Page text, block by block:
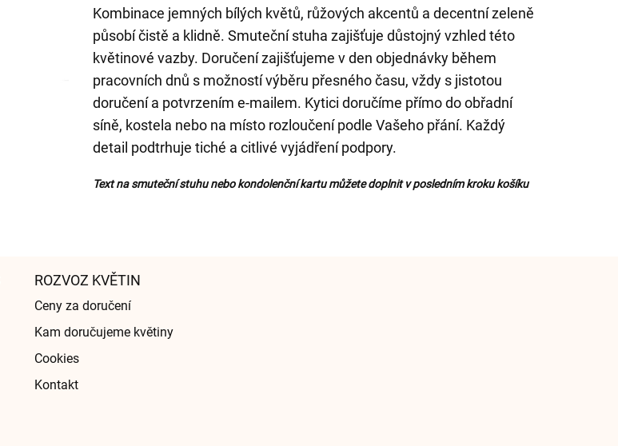
Kombinace jemných bílých květů, růžových akcentů a decentní zeleně
působí čistě a klidně. Smuteční stuha zajišťuje důstojný vzhled této
květinové vazby. Doručení zajišťujeme v den objednávky během
pracovních dnů s možností výběru přesného času, vždy s jistotou
doručení a potvrzením e-mailem. Kytici doručíme přímo do obřadní
síně, kostela nebo na místo rozloučení podle Vašeho přání. Každý
detail podtrhuje tiché a citlivé vyjádření podpory.
Text na smuteční stuhu nebo kondolenční kartu můžete doplnit v posledním kroku košíku
ROZVOZ KVĚTIN
Ceny za doručení
Kam doručujeme květiny
Cookies
Kontakt